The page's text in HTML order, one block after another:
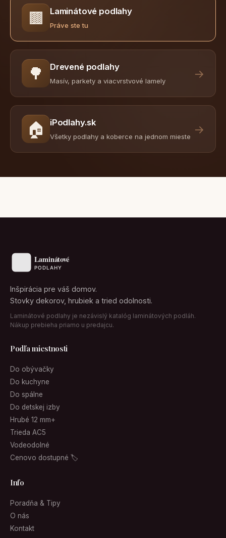
🟫 Laminátové podlahy
Práve ste tu
🌳 Drevené podlahy
Masív, parkety a viacvrstvové lamely
→
🏠 iPodlahy.sk
Všetky podlahy a koberce na jednom mieste
→
Inšpirácia pre váš domov.
Stovky dekorov, hrubiek a tried odolnosti.
Laminátové podlahy je nezávislý katalóg laminátových podláh.
Nákup prebieha priamo u predajcu.
Podľa miestnosti
Do obývačky
Do kuchyne
Do spálne
Do detskej izby
Hrubé 12 mm+
Trieda AC5
Vodeodolné
Cenovo dostupné 🏷
Info
Poradňa & Tipy
O nás
Kontakt